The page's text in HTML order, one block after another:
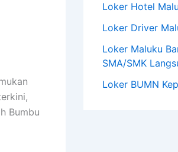
Bumbu
Loker Hotel
Loker Driver
Loker Maluku
SMA/SMK
Loker BUMN